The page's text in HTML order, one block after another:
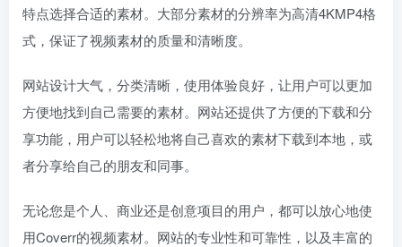
特点选择合适的素材。大部分素材的分辨率为高清4KMP4格
式，保证了视频素材的质量和清晰度。
网站设计大气，分类清晰，使用体验良好，让用户可以更加
方便地找到自己需要的素材。网站还提供了方便的下载和分
享功能，用户可以轻松地将自己喜欢的素材下载到本地，或
者分享给自己的朋友和同事。
无论您是个人、商业还是创意项目的用户，都可以放心地使
用Coverr的视频素材。网站的专业性和可靠性，以及丰富的